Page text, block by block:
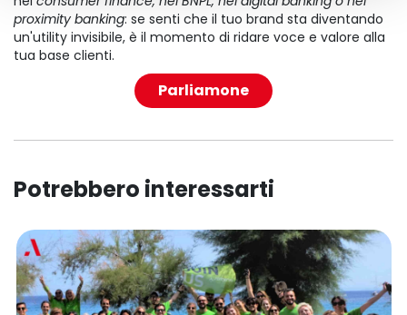
proximity banking: se senti che il tuo brand sta diventando
un'utility invisibile, è il momento di ridare voce e valore alla
tua base clienti.
Parliamone
Potrebbero interessarti